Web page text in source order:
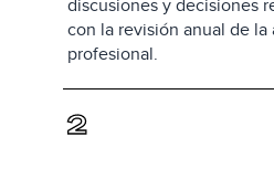
discusiones y decisiones
con la revisión anual de la
profesional.
2